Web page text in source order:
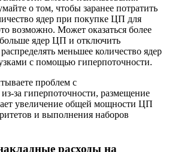
о том, чтобы заранее потратить
ядер при покупке ЦП для
возможно. Может оказаться более
ядер ЦП и отключить
меньшее количество ядер
с помощью гиперпоточности.
проблем с
за гиперпоточности, размещение
увеличение общей мощности ЦП
и выполнения наборов
расходы на